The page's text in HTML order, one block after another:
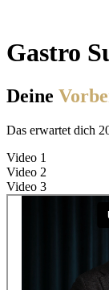
Gastro
Deine
Das erwartet dich
Video 1
Video 2
Video 3